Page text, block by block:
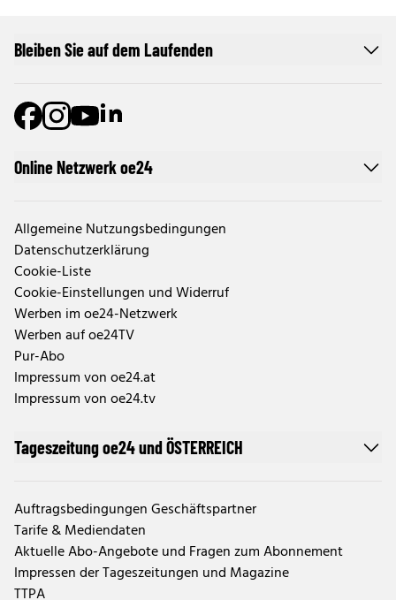
Online Netzwerk oe24
Allgemeine Nutzungsbedingungen
Datenschutzerklärung
Cookie-Liste
Cookie-Einstellungen und Widerruf
Werben im oe24-Netzwerk
Werben auf oe24TV
Pur-Abo
Impressum von oe24.at
Impressum von oe24.tv
Tageszeitung oe24 und ÖSTERREICH
Auftragsbedingungen Geschäftspartner
Tarife & Mediendaten
Aktuelle Abo-Angebote und Fragen zum Abonnement
Impressen der Tageszeitungen und Magazine
TTPA
Bleiben Sie auf dem Laufenden